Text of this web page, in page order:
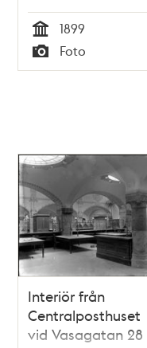
Tid
1899
Typ
Foto
Interiör från
Centralposthuset
vid Vasagatan 28